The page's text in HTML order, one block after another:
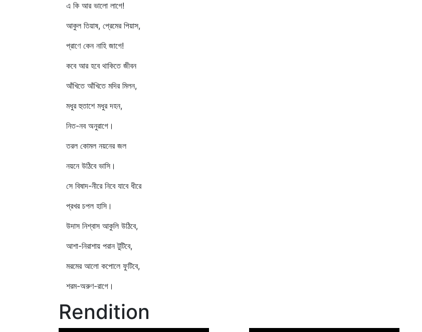
এ কি আর ভালো লাগে!
আকুল তিয়াষ, প্রেমের পিয়াস,
প্রাণে কেন নাহি জাগে!
কবে আর হবে থাকিতে জীবন
আঁখিতে আঁখিতে মদির মিলন,
মধুর হুতাশে মধুর দহন,
নিত-নব অনুরাগে।
তরল কোমল নয়নের জল
নয়নে উঠিবে ভাসি।
সে বিষাদ-নীরে নিবে যাবে ধীরে
প্রখর চপল হাসি।
উদাস নিশ্বাস আকুলি উঠিবে,
আশা-নিরাশায় পরান টুটিবে,
মরমের আলো কপোলে ফুটিবে,
শরম-অরুণ-রাগে।
Rendition